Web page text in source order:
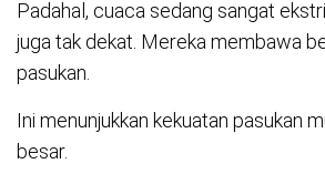
Padahal, cuaca sedang sangat
juga tak dekat. Mereka membawa
pasukan.
Ini menunjukkan kekuatan pasukan
besar.